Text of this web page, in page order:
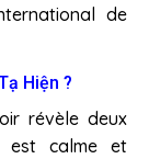
de
Hiện ?
révèle deux
est calme et